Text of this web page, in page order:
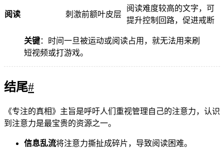
阅读 刺激前额叶皮层
阅读难度较高的文字，可
提升控制回路，促进戒断
关键：时间一旦被运动或阅读占用，就无法用来刷
短视频或打游戏。
结尾#
《专注的真相》主旨是呼吁人们重视管理自己的注意力，认识
到注意力是最宝贵的资源之一。
信息乱流将注意力撕扯成碎片，导致阅读困难。